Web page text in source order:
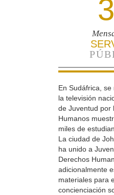
En Sudáfrica,
la televisión
de Juventud por
Humanos
miles de
La ciudad de
ha unido a
Derechos
adicionalmente
materiales para
concienciación